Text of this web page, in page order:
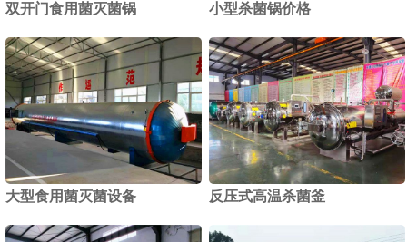
1 2
双开门食用菌灭菌锅 小型杀菌锅价格
大型食用菌灭菌设备 反压式高温杀菌釜